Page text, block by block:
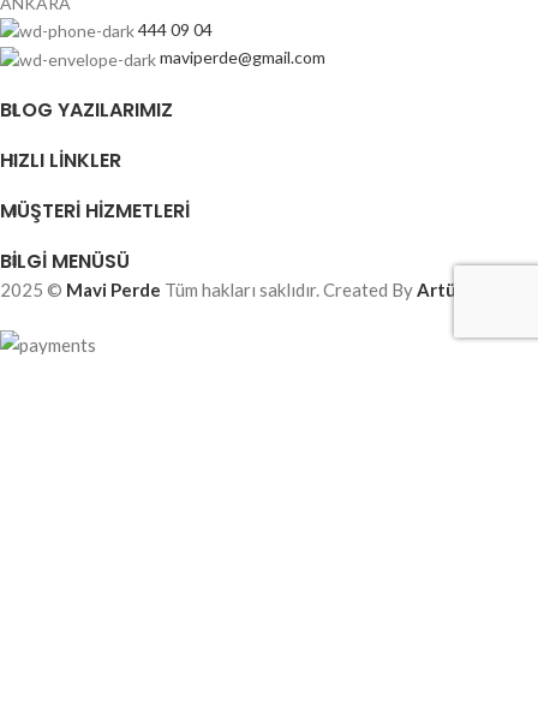
444 09 04
maviperde@gmail.com
BLOG YAZILARIMIZ
HIZLI LINKLER
MÜŞTERI HIZMETLERI
BILGI MENÜSÜ
2025 © Mavi Perde Tüm hakları saklıdır. Created ByArtürk Yazılım